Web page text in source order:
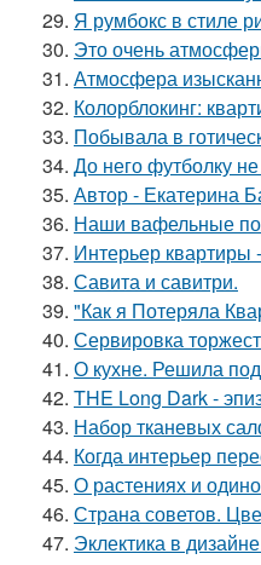
29. Я румбокс в стиле
30. Это очень
31. Атмосфера
32. Колорблокинг:
33. Побывала в
34. До него футболку
35. Автор - Екатерина
36. Наши вафельные
37. Интерьер квартиры
38. Савита и савитри.
39. "Как я Потеряла
40. Сервировка
41. О кухне. Решила
42. THE Long Dark -
43. Набор тканевых
44. Когда интерьер
45. О растениях и
46. Страна советов.
47. Эклектика в